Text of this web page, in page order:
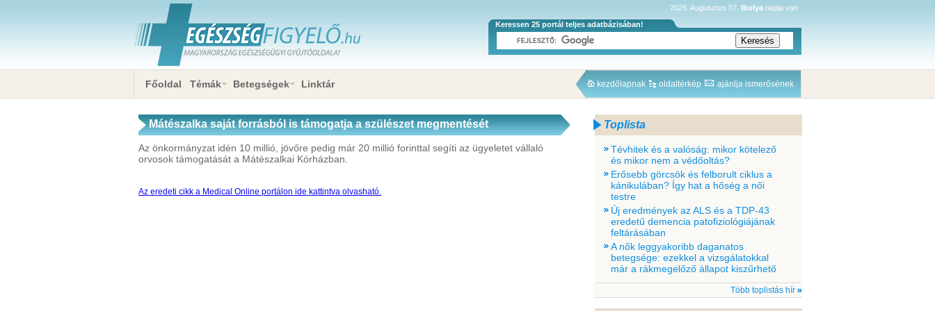
2026. Augusztus 07. Ibolya napja van
Keressen 25 portál teljes adatbázisában!
Főoldal Témák Betegségek Linktár kezdőlapnak oldaltérkép ajánlja ismerősének
Mátészalka saját forrásból is támogatja a szülészet megmentését
Az önkormányzat idén 10 millió, jövőre pedig már 20 millió forinttal segíti az ügyeletet vállaló
orvosok támogatását a Mátészalkai Kórházban.
Az eredeti cikk a Medical Online portálon ide kattintva olvasható.
Toplista
Tévhitek és a valóság: mikor kötelező
és mikor nem a védőoltás?
Erősebb görcsök és felborult ciklus a
kánikulában? Így hat a hőség a női
testre
Új eredmények az ALS és a TDP-43
eredetű demencia patofiziológiájának
feltárásában
A nők leggyakoribb daganatos
betegsége: ezekkel a vizsgálatokkal
már a rákmegelőző állapot kiszűrhető
Több toplistás hír